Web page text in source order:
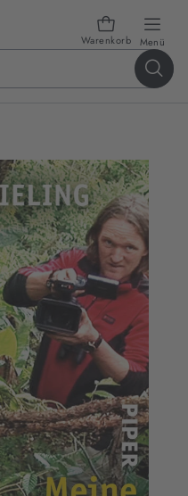
Warenkorb Menü